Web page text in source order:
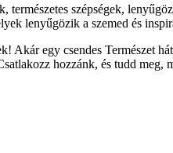
szépségek,
lenyűgözik a szemed és
egy csendes Természet
hozzánk, és tudd meg,